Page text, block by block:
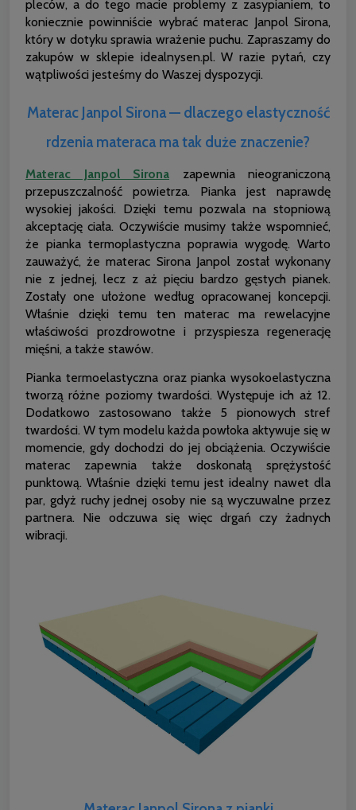
pleców, a do tego macie problemy z zasypianiem, to
koniecznie powinniście wybrać materac Janpol Sirona,
który w dotyku sprawia wrażenie puchu. Zapraszamy do
zakupów w sklepie idealnysen.pl. W razie pytań, czy
wątpliwości jesteśmy do Waszej dyspozycji.
Materac Janpol Sirona — dlaczego elastyczność
rdzenia materaca ma tak duże znaczenie?
Materac Janpol Sirona zapewnia nieograniczoną
przepuszczalność powietrza. Pianka jest naprawdę
wysokiej jakości. Dzięki temu pozwala na stopniową
akceptację ciała. Oczywiście musimy także wspomnieć,
że pianka termoplastyczna poprawia wygodę. Warto
zauważyć, że materac Sirona Janpol został wykonany
nie z jednej, lecz z aż pięciu bardzo gęstych pianek.
Zostały one ułożone według opracowanej koncepcji.
Właśnie dzięki temu ten materac ma rewelacyjne
właściwości prozdrowotne i przyspiesza regenerację
mięśni, a także stawów.
Pianka termoelastyczna oraz pianka wysokoelastyczna
tworzą różne poziomy twardości. Występuje ich aż 12.
Dodatkowo zastosowano także 5 pionowych stref
twardości. W tym modelu każda powłoka aktywuje się w
momencie, gdy dochodzi do jej obciążenia. Oczywiście
materac zapewnia także doskonałą sprężystość
punktową. Właśnie dzięki temu jest idealny nawet dla
par, gdyż ruchy jednej osoby nie są wyczuwalne przez
partnera. Nie odczuwa się więc drgań czy żadnych
wibracji.